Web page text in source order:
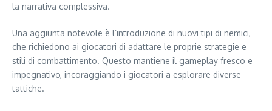
la narrativa complessiva.
Una aggiunta notevole è l’introduzione di nuovi tipi di nemici,
che richiedono ai giocatori di adattare le proprie strategie e
stili di combattimento. Questo mantiene il gameplay fresco e
impegnativo, incoraggiando i giocatori a esplorare diverse
tattiche.